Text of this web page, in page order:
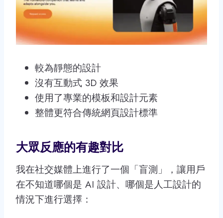
較為靜態的設計
沒有互動式 3D 效果
使用了專業的模板和設計元素
整體更符合傳統網頁設計標準
大眾反應的有趣對比
我在社交媒體上進行了一個「盲測」，讓用戶
在不知道哪個是 AI 設計、哪個是人工設計的
情況下進行選擇：